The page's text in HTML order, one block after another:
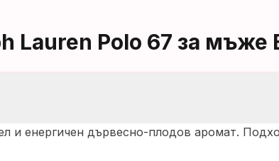
Lauren Polo 67 за мъже
и енергичен дървесно-плодов аромат.